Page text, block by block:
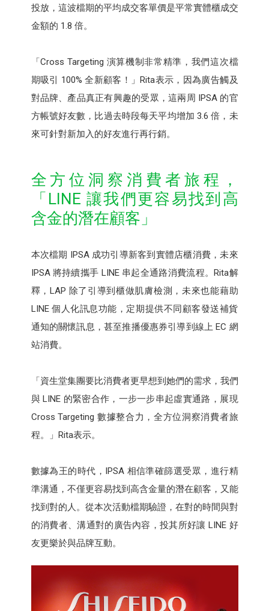
投放，這波檔期的平均成交客單價是平常實體櫃成交
金額的 1.8 倍。
「Cross Targeting 演算機制非常精準，我們這次檔
期吸引 100% 全新顧客！」Rita表示，因為廣告觸及
對品牌、產品真正有興趣的受眾，這兩周 IPSA 的官
方帳號好友數，比過去時段每天平均增加 3.6 倍，未
來可針對新加入的好友進行再行銷。
全方位洞察消費者旅程，
「LINE 讓我們更容易找到高
含金的潛在顧客」
本次檔期 IPSA 成功引導新客到實體店櫃消費，未來
IPSA 將持續攜手 LINE 串起全通路消費流程。Rita解
釋，LAP 除了引導到櫃做肌膚檢測，未來也能藉助
LINE 個人化訊息功能，定期提供不同顧客發送補貨
通知的關懷訊息，甚至推播優惠券引導到線上 EC 網
站消費。
「資生堂集團要比消費者更早想到她們的需求，我們
與 LINE 的緊密合作，一步一步串起虛實通路，展現
Cross Targeting 數據整合力，全方位洞察消費者旅
程。」Rita表示。
數據為王的時代，IPSA 相信準確篩選受眾，進行精
準溝通，不僅更容易找到高含金量的潛在顧客，又能
找到對的人。從本次活動檔期驗證，在對的時間與對
的消費者、溝通對的廣告內容，投其所好讓 LINE 好
友更樂於與品牌互動。